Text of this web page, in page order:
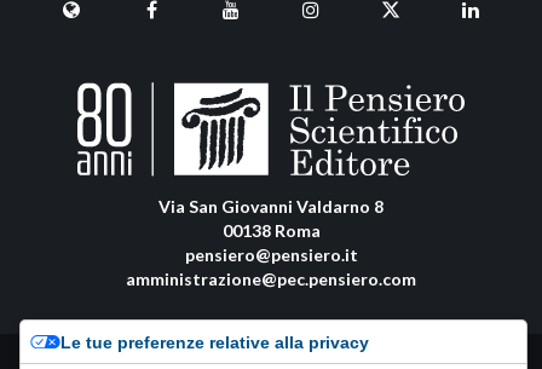
Via San Giovanni Valdarno 8
00138 Roma
pensiero@pensiero.it
amministrazione@pec.pensiero.com
Le tue preferenze relative alla privacy